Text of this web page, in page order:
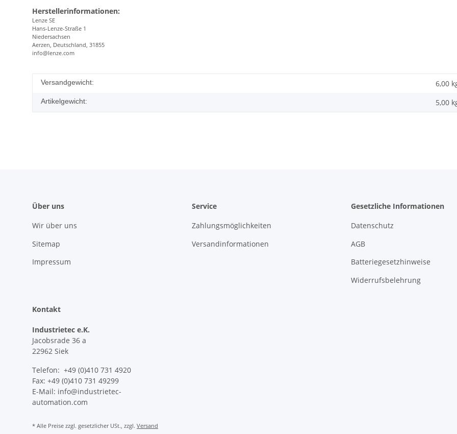
Herstellerinformationen:
Lenze SE
Hans-Lenze-Straße 1
Niedersachsen
Aerzen, Deutschland, 31855
info@lenze.com
Versandgewicht: 6,00
Artikelgewicht: 5,00
Über uns
Wir über uns
Sitemap
Impressum
Service
Zahlungsmöglichkeiten
Versandinformationen
Gesetzliche Informationen
Datenschutz
AGB
Batteriegesetzhinweise
Widerrufsbelehrung
Kontakt
Industrietec e.K.
Jacobsrade 36 a
22962 Siek
Telefon: +49 (0)410 731 4920
Fax: +49 (0)410 731 49299
E-Mail: info@industrietec-
automation.com
* Alle Preise zzgl. gesetzlicher USt., zzgl. Versand